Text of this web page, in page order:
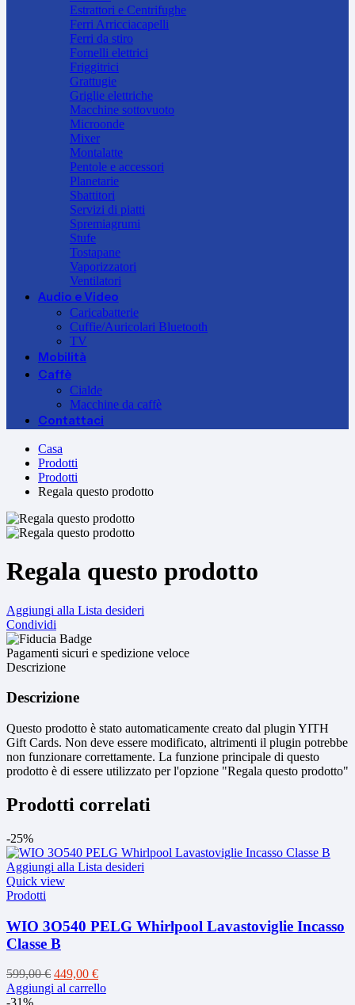
Estrattori e Centrifughe
Ferri Arricciacapelli
Ferri da stiro
Fornelli elettrici
Friggitrici
Grattugie
Griglie elettriche
Macchine sottovuoto
Microonde
Mixer
Montalatte
Pentole e accessori
Planetarie
Sbattitori
Servizi di piatti
Spremiagrumi
Stufe
Tostapane
Vaporizzatori
Ventilatori
Audio e Video
Caricabatterie
Cuffie/Auricolari Bluetooth
TV
Mobilità
Caffè
Cialde
Macchine da caffè
Contattaci
Casa
Prodotti
Prodotti
Regala questo prodotto
Regala questo prodotto
Aggiungi alla Lista desideri
Condividi
Pagamenti sicuri e spedizione veloce
Descrizione
Descrizione
Questo prodotto è stato automaticamente creato dal plugin YITH
Gift Cards. Non deve essere modificato, altrimenti il plugin potrebbe
non funzionare correttamente. La funzione principale di questo
prodotto è di essere utilizzato per l'opzione "Regala questo prodotto"
Prodotti correlati
-25%
Aggiungi alla Lista desideri
Quick view
Prodotti
WIO 3O540 PELG Whirlpool Lavastoviglie Incasso
Classe B
599,00€ Il
prezzo
449,00 €Il
prezzo
Aggiungi al carrello